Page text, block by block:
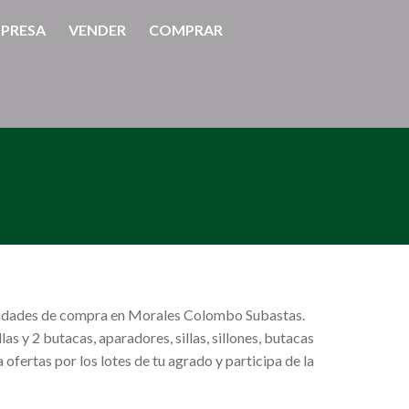
VENDER COMPRAR
de compra en Morales Colombo Subastas.
y 2 butacas, aparadores, sillas, sillones, butacas
por los lotes de tu agrado y participa de la